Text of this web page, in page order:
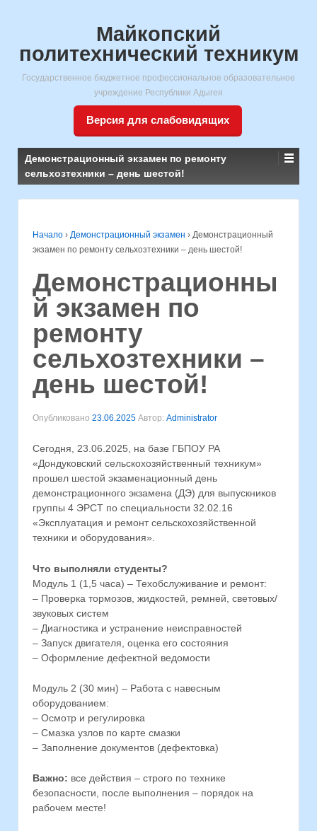
Майкопский
политехнический техникум
Государственное бюджетное профессиональное образовательное
учреждение Республики Адыгея
Версия для слабовидящих
Демонстрационный экзамен по ремонту
сельхозтехники – день шестой!
Начало › Демонстрационный экзамен › Демонстрационный
экзамен по ремонту сельхозтехники – день шестой!
Демонстрационны
й экзамен по
ремонту
сельхозтехники –
день шестой!
Опубликовано 23.06.2025 Автор: Administrator
Сегодня, 23.06.2025, на базе ГБПОУ РА
«Дондуковский сельскохозяйственный техникум»
прошел шестой экзаменационный день
демонстрационного экзамена (ДЭ) для выпускников
группы 4 ЭРСТ по специальности 32.02.16
«Эксплуатация и ремонт сельскохозяйственной
техники и оборудования».
⁣Что выполняли студенты?
Модуль 1 (1,5 часа) – Техобслуживание и ремонт:
– Проверка тормозов, жидкостей, ремней, световых/
звуковых систем
– Диагностика и устранение неисправностей
– Запуск двигателя, оценка его состояния
– Оформление дефектной ведомости
Модуль 2 (30 мин) – Работа с навесным
оборудованием:
– Осмотр и регулировка
– Смазка узлов по карте смазки
– Заполнение документов (дефектовка)
Важно: все действия – строго по технике
безопасности, после выполнения – порядок на
рабочем месте!